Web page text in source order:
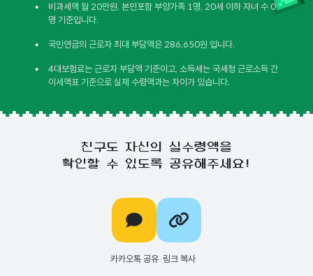
•
비과세액 월 20만원, 본인포함 부양가족 1명, 20세 이하 자녀 수 0
명 기준입니다.
• 국민연금의 근로자 최대 부담액은 286,650원 입니다.
•
4대보험료는 근로자 부담액 기준이고, 소득세는 국세청 근로소득 간
이세액표 기준으로 실제 수령액과는 차이가 있습니다.
친구도 자신의 실수령액을
확인할 수 있도록 공유해주세요!
카카오톡 공유 링크 복사